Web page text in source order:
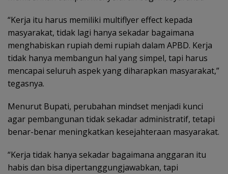
“Kerja itu harus memiliki multiflyer effect kepada
masyarakat, tidak lagi hanya sekadar bagaimana
menghabiskan rupiah demi rupiah dalam APBD. Kerja
tidak hanya membangun hal yang simpel, tapi harus
mencapai seluruh aspek yang diharapkan masyarakat,”
tegasnya.
Menurut Bupati, perubahan mindset menjadi kunci
agar pembangunan tidak sekadar administratif, tetapi
benar-benar meningkatkan kesejahteraan masyarakat.
“Kerja tidak hanya sekadar bagaimana anggaran itu
habis dan bisa dipertanggungjawabkan, tapi